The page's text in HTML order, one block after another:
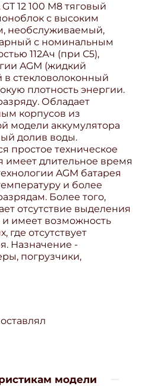
12 100 M8 тяговый
с высоким
необслуживаемый,
с номинальным
112Ач (при С5),
AGM (жидкий
в стекловолоконный
плотность энергии.
Обладает
корпусов из
модели аккумулятора
долив воды.
простое техническое
имеет длительное время
AGM батарея
и более
Более того,
отсутствие выделения
имеет возможность
где отсутствует
Назначение -
погрузчики,
модели